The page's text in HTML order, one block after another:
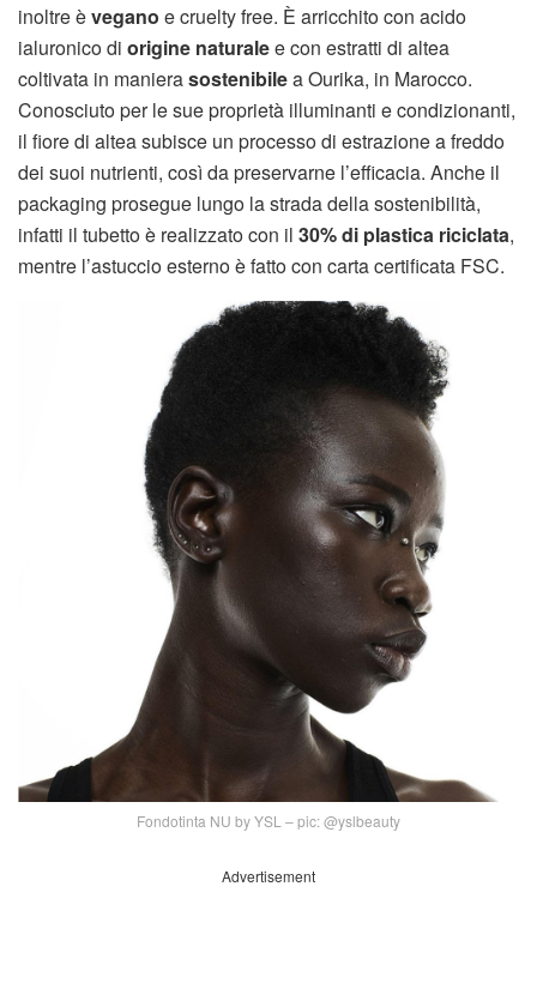
inoltre èvegano e cruelty free. È arricchito con acido
ialuronico di origine naturalee con estratti di altea
coltivata in manierasostenibilea Ourika, in Marocco.
Conosciuto per le sue proprietà illuminanti e condizionanti,
il fiore di altea subisce un processo di estrazione a freddo
dei suoi nutrienti, così da preservarne l’efficacia. Anche il
packaging prosegue lungo la strada della sostenibilità,
infatti il tubetto è realizzato con il 30% di plastica riciclata,
mentre l’astuccio esterno è fatto con carta certificata FSC.
Fondotinta NU by YSL – pic: @yslbeauty
Advertisement